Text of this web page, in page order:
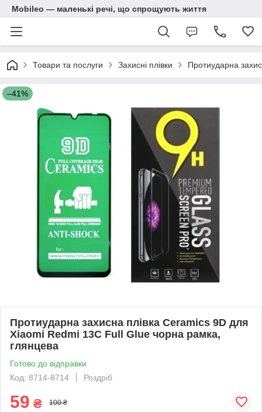
Mobileo — маленькі речі, що спрощують життя
Товари та послуги Захисні плівки Протиударна
–41%
Протиударна захисна плівка Ceramics 9D для
Xiaomi Redmi 13C Full Glue чорна рамка,
глянцева
Готово до відправки
Код: 8714-8714
Роздріб
59 ₴ 100 ₴